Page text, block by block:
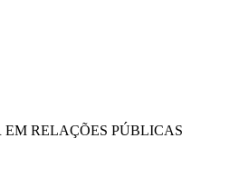
RELAÇÕES PÚBLICAS